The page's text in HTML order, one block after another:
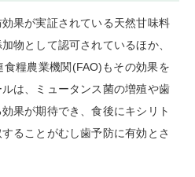
果が実証されている天然甘味料
物として認可されているほか、
糧農業機関(FAO)もその効果を
は、ミュータンス菌の増殖や歯
果が期待でき、食後にキシリト
ることがむし歯予防に有効とさ